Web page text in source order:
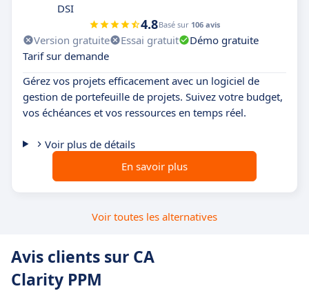
DSI
4.8Basé sur 106 avis
Version gratuite Essai gratuit
Démo gratuite
Tarif sur demande
Gérez vos projets efficacement avec un logiciel de
gestion de portefeuille de projets. Suivez votre budget,
vos échéances et vos ressources en temps réel.
Voir plus de détails
En savoir plus
Voir toutes les alternatives
Avis clients sur CA
Clarity PPM